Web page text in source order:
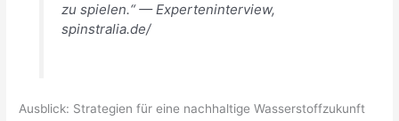
zu spielen.“ — Experteninterview,
spinstralia.de/
Ausblick: Strategien für eine nachhaltige Wasserstoffzukunft